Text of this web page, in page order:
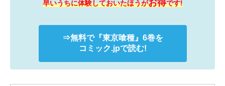
早いうちに体験しておいたほうがお得です!
⇒無料で『東京喰種』 6巻を
コミック.jpで読む!